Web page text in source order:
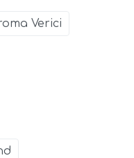
Verici